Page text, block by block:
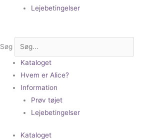
Lejebetingelser
Søg
Kataloget
Hvem er Alice?
Information
Prøv tøjet
Lejebetingelser
Kataloget